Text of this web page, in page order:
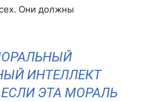
Они должны
ИНТЕЛЛЕКТ
ЭТА МОРАЛЬ